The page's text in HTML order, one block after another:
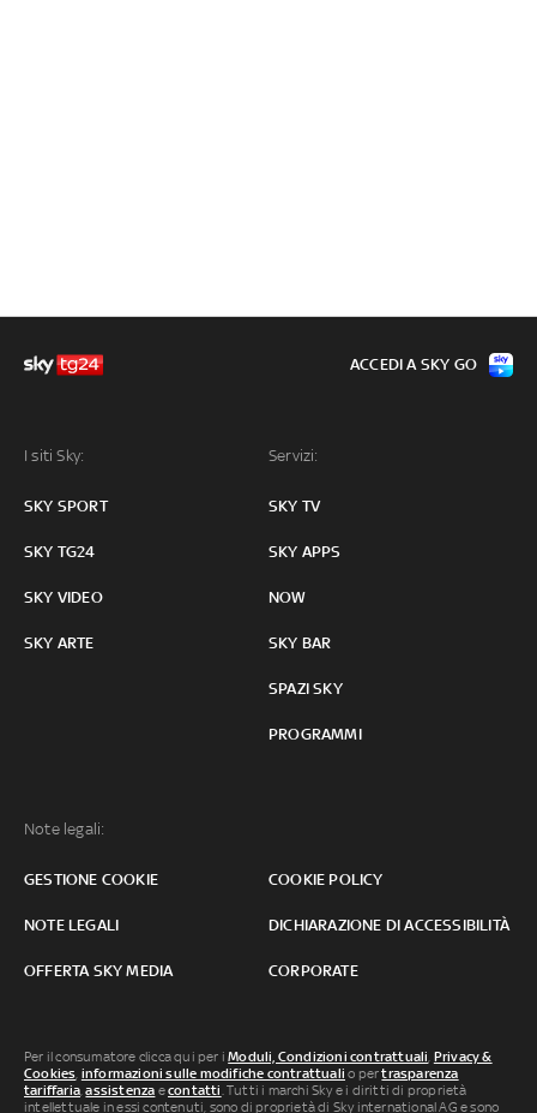
I siti Sky:
SKY SPORT
SKY TG24
SKY VIDEO
SKY ARTE
Servizi:
SKY TV
SKY APPS
NOW
SKY BAR
SPAZI SKY
PROGRAMMI
Note legali:
GESTIONE COOKIE COOKIE POLICY
NOTE LEGALI DICHIARAZIONE DI ACCESSIBILITÀ
OFFERTA SKY MEDIA CORPORATE
ACCEDI A SKY GO
Per il consumatore clicca qui per iModuli, Condizioni contrattuali, Privacy &
Cookies, informazioni sulle modifiche contrattuali o pertrasparenza
tariffaria,assistenza econtatti. Tutti i marchi Sky e i diritti di proprietà
intellettuale in essi contenuti, sono di proprietà di Sky international AG e sono